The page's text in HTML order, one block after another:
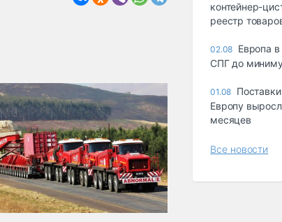
контейнер-
реестр
02.08 Европа
СПГ до
01.08
Европу
месяцев
Все новости